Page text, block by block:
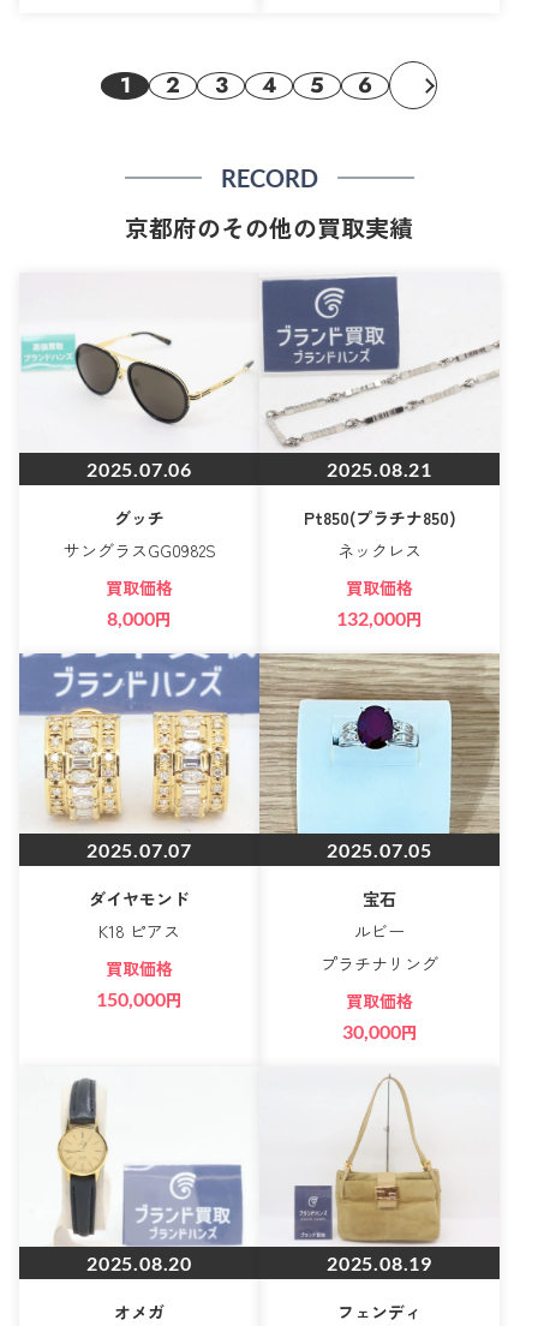
1 2 3 4 5 6
RECORD
京都府のその他の買取実績
2025.07.06
グッチ
サングラスGG0982S
買取価格
8,000円
2025.08.21
Pt850(プラチナ850)
ネックレス
買取価格
132,000円
2025.07.07
ダイヤモンド
K18 ピアス
買取価格
150,000円
2025.07.05
宝石
ルビー
プラチナリング
買取価格
30,000円
2025.08.20
オメガ
2025.08.19
フェンディ